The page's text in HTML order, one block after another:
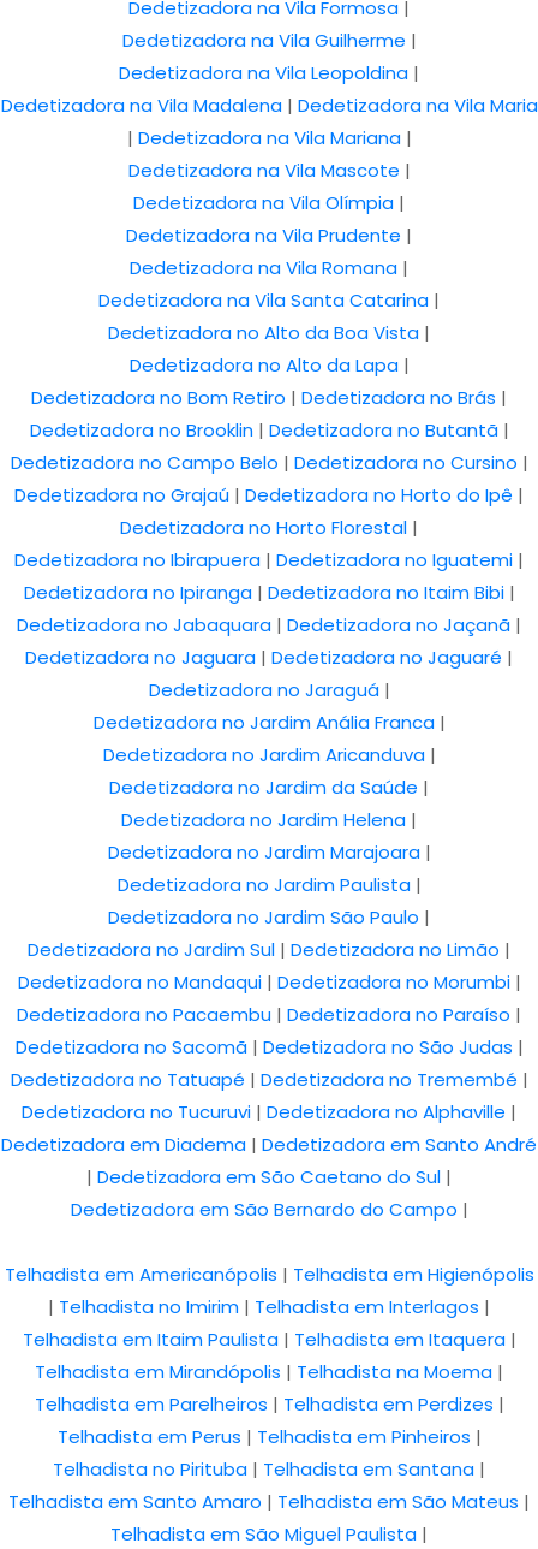
Dedetizadora na Vila Formosa |
Dedetizadora na Vila Guilherme |
Dedetizadora na Vila Leopoldina |
Dedetizadora na Vila Madalena| Dedetizadora na Vila Maria
| Dedetizadora na Vila Mariana|
Dedetizadora na Vila Mascote |
Dedetizadora na Vila Olímpia |
Dedetizadora na Vila Prudente |
Dedetizadora na Vila Romana |
Dedetizadora na Vila Santa Catarina |
Dedetizadora no Alto da Boa Vista |
Dedetizadora no Alto da Lapa|
Dedetizadora no Bom Retiro | Dedetizadora no Brás |
Dedetizadora no Brooklin| Dedetizadora no Butantã|
Dedetizadora no Campo Belo | Dedetizadora no Cursino |
Dedetizadora no Grajaú | Dedetizadora no Horto do Ipê |
Dedetizadora no Horto Florestal |
Dedetizadora no Ibirapuera | Dedetizadora no Iguatemi |
Dedetizadora no Ipiranga| Dedetizadora no Itaim Bibi|
Dedetizadora no Jabaquara | Dedetizadora no Jaçanã |
Dedetizadora no Jaguara | Dedetizadora no Jaguaré |
Dedetizadora no Jaraguá|
Dedetizadora no Jardim Anália Franca|
Dedetizadora no Jardim Aricanduva|
Dedetizadora no Jardim da Saúde |
Dedetizadora no Jardim Helena |
Dedetizadora no Jardim Marajoara|
Dedetizadora no Jardim Paulista|
Dedetizadora no Jardim São Paulo |
Dedetizadora no Jardim Sul | Dedetizadora no Limão |
Dedetizadora no Mandaqui| Dedetizadora no Morumbi|
Dedetizadora no Pacaembu | Dedetizadora no Paraíso |
Dedetizadora no Sacomã| Dedetizadora no São Judas |
Dedetizadora no Tatuapé | Dedetizadora no Tremembé |
Dedetizadora no Tucuruvi | Dedetizadora no Alphaville |
Dedetizadora em Diadema | Dedetizadora em Santo André
| Dedetizadora em São Caetano do Sul |
Dedetizadora em São Bernardo do Campo |
Telhadista em Americanópolis | Telhadista em Higienópolis
| Telhadista no Imirim | Telhadista em Interlagos |
Telhadista em Itaim Paulista| Telhadista em Itaquera|
Telhadista em Mirandópolis | Telhadista na Moema |
Telhadista em Parelheiros | Telhadista em Perdizes |
Telhadista em Perus | Telhadista em Pinheiros |
Telhadista no Pirituba | Telhadista em Santana |
Telhadista em Santo Amaro | Telhadista em São Mateus |
Telhadista em São Miguel Paulista |